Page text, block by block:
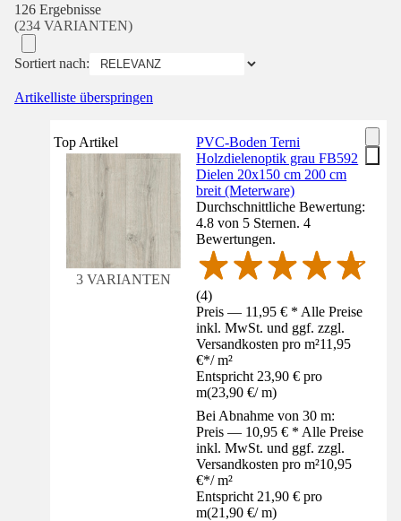
126 Ergebnisse
(234 VARIANTEN)
Sortiert nach:
Artikelliste überspringen
Top Artikel
3 VARIANTEN
PVC-Boden Terni
Holzdielenoptik grau FB592
Dielen 20x150 cm 200 cm
breit (Meterware)
Durchschnittliche Bewertung:
4.8 von 5 Sternen. 4
Bewertungen.
(4)
Preis — 11,95 € * Alle Preise
inkl. MwSt. und ggf. zzgl.
Versandkosten pro m²11,95
€*/ m²
Entspricht 23,90 € pro
m(23,90 €/ m)
Bei Abnahme von 30 m:
Preis — 10,95 € * Alle Preise
inkl. MwSt. und ggf. zzgl.
Versandkosten pro m²10,95
€*/ m²
Entspricht 21,90 € pro
m(21,90 €/ m)